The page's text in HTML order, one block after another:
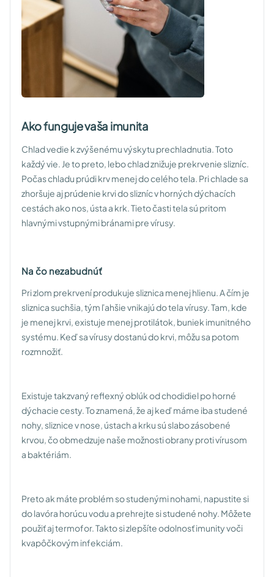
Ako funguje vaša imunita
Chlad vedie k zvýšenému výskytu prechladnutia. Toto
každý vie. Je to preto, lebo chlad znižuje prekrvenie slizníc.
Počas chladu prúdi krv menej do celého tela. Pri chlade sa
zhoršuje aj prúdenie krvi do slizníc v horných dýchacích
cestách ako nos, ústa a krk. Tieto časti tela sú pritom
hlavnými vstupnými bránami pre vírusy.
Na čo nezabudnúť
Pri zlom prekrvení produkuje sliznica menej hlienu. A čím je
sliznica suchšia, tým ľahšie vnikajú do tela vírusy. Tam, kde
je menej krvi, existuje menej protilátok, buniek imunitného
systému. Keď sa vírusy dostanú do krvi, môžu sa potom
rozmnožiť.
Existuje takzvaný reflexný oblúk od chodidiel po horné
dýchacie cesty. To znamená, že aj keď máme iba studené
nohy, sliznice v nose, ústach a krku sú slabo zásobené
krvou, čo obmedzuje naše možnosti obrany proti vírusom
a baktériám.
Preto ak máte problém so studenými nohami, napustite si
do lavóra horúcu vodu a prehrejte si studené nohy. Môžete
použiť aj termofor. Takto si zlepšíte odolnosť imunity voči
kvapôčkovým infekciám.